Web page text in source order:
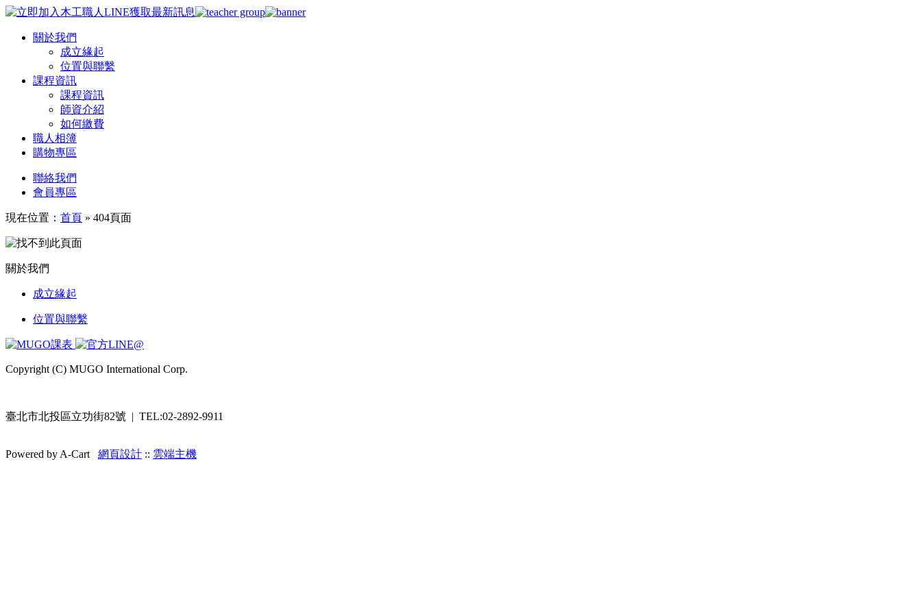
關於我們
成立緣起
位置與聯繫
課程資訊
課程資訊
師資介紹
如何繳費
職人相簿
購物專區
聯絡我們
會員專區
現在位置： 首頁 » 404頁面
關於我們
成立緣起
位置與聯繫
Copyright (C) MUGO International Corp.
臺北市北投區立功街82號 | TEL:02-2892-9911
Powered by A-Cart 網頁設計 :: 雲端主機